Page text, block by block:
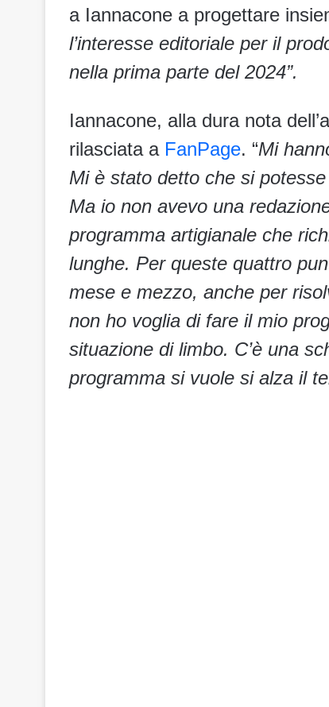
a Iannacone a progettare
l’interesse editoriale per il
nella prima parte del 2024”.
Iannacone, alla dura nota
rilasciata a FanPage. “Mi
Mi è stato detto che si
Ma io non avevo una
programma artigianale che
lunghe. Per queste quattro
mese e mezzo, anche per
non ho voglia di fare il mio
situazione di limbo. C’è una
programma si vuole si alza il